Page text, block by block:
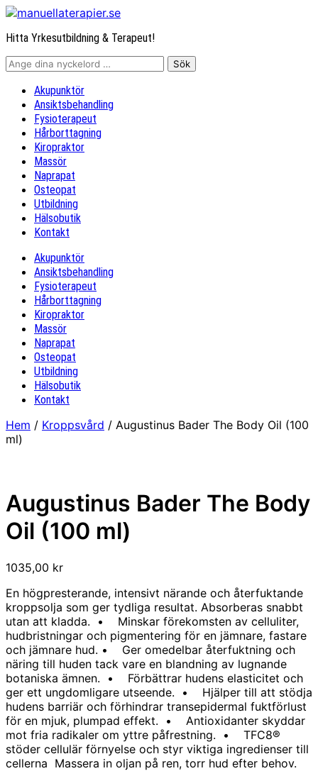
Hitta Yrkesutbildning & Terapeut!
Akupunktör
Ansiktsbehandling
Fysioterapeut
Hårborttagning
Kiropraktor
Massör
Naprapat
Osteopat
Utbildning
Hälsobutik
Kontakt
Akupunktör
Ansiktsbehandling
Fysioterapeut
Hårborttagning
Kiropraktor
Massör
Naprapat
Osteopat
Utbildning
Hälsobutik
Kontakt
Hem / Kroppsvård / Augustinus Bader The Body Oil (100
ml)
Augustinus Bader The Body
Oil (100 ml)
1035,00 kr
En högpresterande, intensivt närande och återfuktande
kroppsolja som ger tydliga resultat. Absorberas snabbt
utan att kladda. • Minskar förekomsten av celluliter,
hudbristningar och pigmentering för en jämnare, fastare
och jämnare hud. • Ger omedelbar återfuktning och
näring till huden tack vare en blandning av lugnande
botaniska ämnen. • Förbättrar hudens elasticitet och
ger ett ungdomligare utseende. • Hjälper till att stödja
hudens barriär och förhindrar transepidermal fuktförlust
för en mjuk, plumpad effekt. • Antioxidanter skyddar
mot fria radikaler om yttre påfrestning. • TFC8®
stöder cellulär förnyelse och styr viktiga ingredienser till
cellerna Massera in oljan på ren, torr hud efter behov.